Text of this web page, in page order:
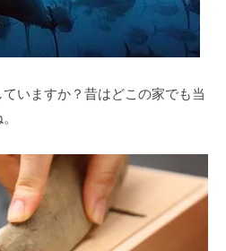
いますか？昔はどこの家でも当